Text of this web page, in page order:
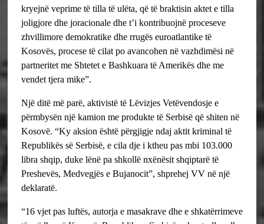
kryejnë veprime të tilla të ulëta, që të braktisin aktet e tilla
joligjore dhe joracionale dhe t’i kontribuojnë proceseve
zhvillimore demokratike dhe rrugës euroatlantike të
Kosovës, procese të cilat po avancohen në vazhdimësi në
partneritet me Shtetet e Bashkuara të Amerikës dhe me
vendet tjera mike”.
Një ditë më parë, aktivistë të Lëvizjes Vetëvendosje e
përmbysën një kamion me produkte të Serbisë që shiten në
Kosovë. “Ky aksion është përgjigje ndaj aktit kriminal të
Republikës së Serbisë, e cila dje i ktheu pas mbi 103.000
libra shqip, duke lënë pa shkollë nxënësit shqiptarë të
Preshevës, Medvegjës e Bujanocit”, shprehej VV në një
deklaratë.
“16 vjet pas luftës, autorja e masakrave dhe e shkatërrimeve